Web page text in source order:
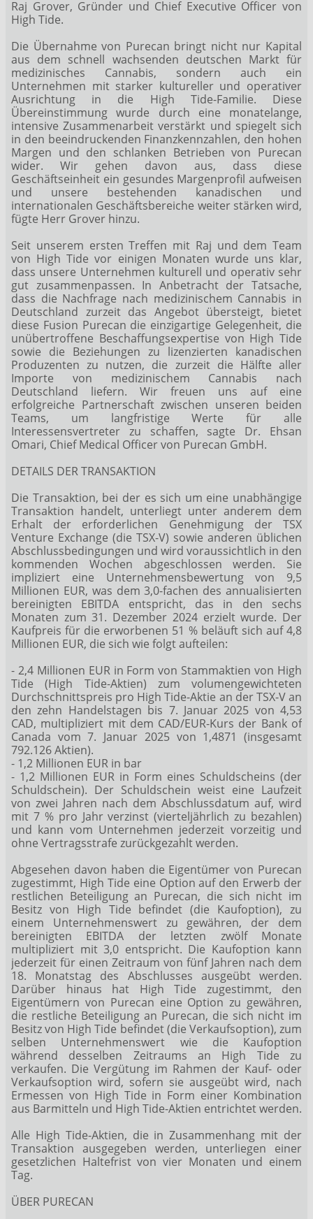
Raj Grover, Gründer und Chief Executive Officer von
High Tide.
Die Übernahme von Purecan bringt nicht nur Kapital
aus dem schnell wachsenden deutschen Markt für
medizinisches Cannabis, sondern auch ein
Unternehmen mit starker kultureller und operativer
Ausrichtung in die High Tide-Familie. Diese
Übereinstimmung wurde durch eine monatelange,
intensive Zusammenarbeit verstärkt und spiegelt sich
in den beeindruckenden Finanzkennzahlen, den hohen
Margen und den schlanken Betrieben von Purecan
wider. Wir gehen davon aus, dass diese
Geschäftseinheit ein gesundes Margenprofil aufweisen
und unsere bestehenden kanadischen und
internationalen Geschäftsbereiche weiter stärken wird,
fügte Herr Grover hinzu.
Seit unserem ersten Treffen mit Raj und dem Team
von High Tide vor einigen Monaten wurde uns klar,
dass unsere Unternehmen kulturell und operativ sehr
gut zusammenpassen. In Anbetracht der Tatsache,
dass die Nachfrage nach medizinischem Cannabis in
Deutschland zurzeit das Angebot übersteigt, bietet
diese Fusion Purecan die einzigartige Gelegenheit, die
unübertroffene Beschaffungsexpertise von High Tide
sowie die Beziehungen zu lizenzierten kanadischen
Produzenten zu nutzen, die zurzeit die Hälfte aller
Importe von medizinischem Cannabis nach
Deutschland liefern. Wir freuen uns auf eine
erfolgreiche Partnerschaft zwischen unseren beiden
Teams, um langfristige Werte für alle
Interessensvertreter zu schaffen, sagte Dr. Ehsan
Omari, Chief Medical Officer von Purecan GmbH.
DETAILS DER TRANSAKTION
Die Transaktion, bei der es sich um eine unabhängige
Transaktion handelt, unterliegt unter anderem dem
Erhalt der erforderlichen Genehmigung der TSX
Venture Exchange (die TSX-V) sowie anderen üblichen
Abschlussbedingungen und wird voraussichtlich in den
kommenden Wochen abgeschlossen werden. Sie
impliziert eine Unternehmensbewertung von 9,5
Millionen EUR, was dem 3,0-fachen des annualisierten
bereinigten EBITDA entspricht, das in den sechs
Monaten zum 31. Dezember 2024 erzielt wurde. Der
Kaufpreis für die erworbenen 51 % beläuft sich auf 4,8
Millionen EUR, die sich wie folgt aufteilen:
- 2,4 Millionen EUR in Form von Stammaktien von High
Tide (High Tide-Aktien) zum volumengewichteten
Durchschnittspreis pro High Tide-Aktie an der TSX-V an
den zehn Handelstagen bis 7. Januar 2025 von 4,53
CAD, multipliziert mit dem CAD/EUR-Kurs der Bank of
Canada vom 7. Januar 2025 von 1,4871 (insgesamt
792.126 Aktien).
- 1,2 Millionen EUR in bar
- 1,2 Millionen EUR in Form eines Schuldscheins (der
Schuldschein). Der Schuldschein weist eine Laufzeit
von zwei Jahren nach dem Abschlussdatum auf, wird
mit 7 % pro Jahr verzinst (vierteljährlich zu bezahlen)
und kann vom Unternehmen jederzeit vorzeitig und
ohne Vertragsstrafe zurückgezahlt werden.
Abgesehen davon haben die Eigentümer von Purecan
zugestimmt, High Tide eine Option auf den Erwerb der
restlichen Beteiligung an Purecan, die sich nicht im
Besitz von High Tide befindet (die Kaufoption), zu
einem Unternehmenswert zu gewähren, der dem
bereinigten EBITDA der letzten zwölf Monate
multipliziert mit 3,0 entspricht. Die Kaufoption kann
jederzeit für einen Zeitraum von fünf Jahren nach dem
18. Monatstag des Abschlusses ausgeübt werden.
Darüber hinaus hat High Tide zugestimmt, den
Eigentümern von Purecan eine Option zu gewähren,
die restliche Beteiligung an Purecan, die sich nicht im
Besitz von High Tide befindet (die Verkaufsoption), zum
selben Unternehmenswert wie die Kaufoption
während desselben Zeitraums an High Tide zu
verkaufen. Die Vergütung im Rahmen der Kauf- oder
Verkaufsoption wird, sofern sie ausgeübt wird, nach
Ermessen von High Tide in Form einer Kombination
aus Barmitteln und High Tide-Aktien entrichtet werden.
Alle High Tide-Aktien, die in Zusammenhang mit der
Transaktion ausgegeben werden, unterliegen einer
gesetzlichen Haltefrist von vier Monaten und einem
Tag.
ÜBER PURECAN